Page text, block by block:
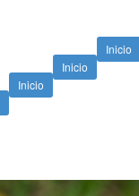
Inicio
Inicio
Inicio